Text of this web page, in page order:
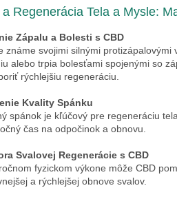
a Regenerácia Tela a Mysle:
Zápalu a Bolesti s CBD
známe svojimi silnými
alebo trpia bolesťami spojenými so
rýchlejšiu regeneráciu.
Kvality Spánku
spánok je kľúčový pre regeneráciu
čas na odpočinok a obnovu.
Svalovej Regenerácie s CBD
fyzickom výkone môže CBD
a rýchlejšej obnove svalov.